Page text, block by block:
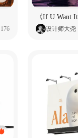
176 设计师大尧